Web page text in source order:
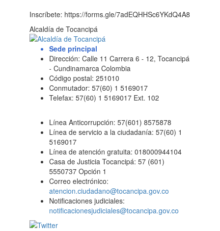
Inscríbete: https://forms.gle/7adEQHHSc6YKdQ4A8
Alcaldía de Tocancipá
Sede principal
Dirección: Calle 11 Carrera 6 - 12, Tocancipá
- Cundinamarca Colombia
Código postal: 251010
Conmutador: 57(60) 1 5169017
Telefax: 57(60) 1 5169017 Ext. 102
Línea Anticorrupción: 57(601) 8575878
Línea de servicio a la ciudadanía: 57(60) 1
5169017
Línea de atención gratuita: 018000944104
Casa de Justicia Tocancipá: 57 (601)
5550737 Opción 1
Correo electrónico:
atencion.ciudadano@tocancipa.gov.co
Notificaciones judiciales:
notificacionesjudiciales@tocancipa.gov.co